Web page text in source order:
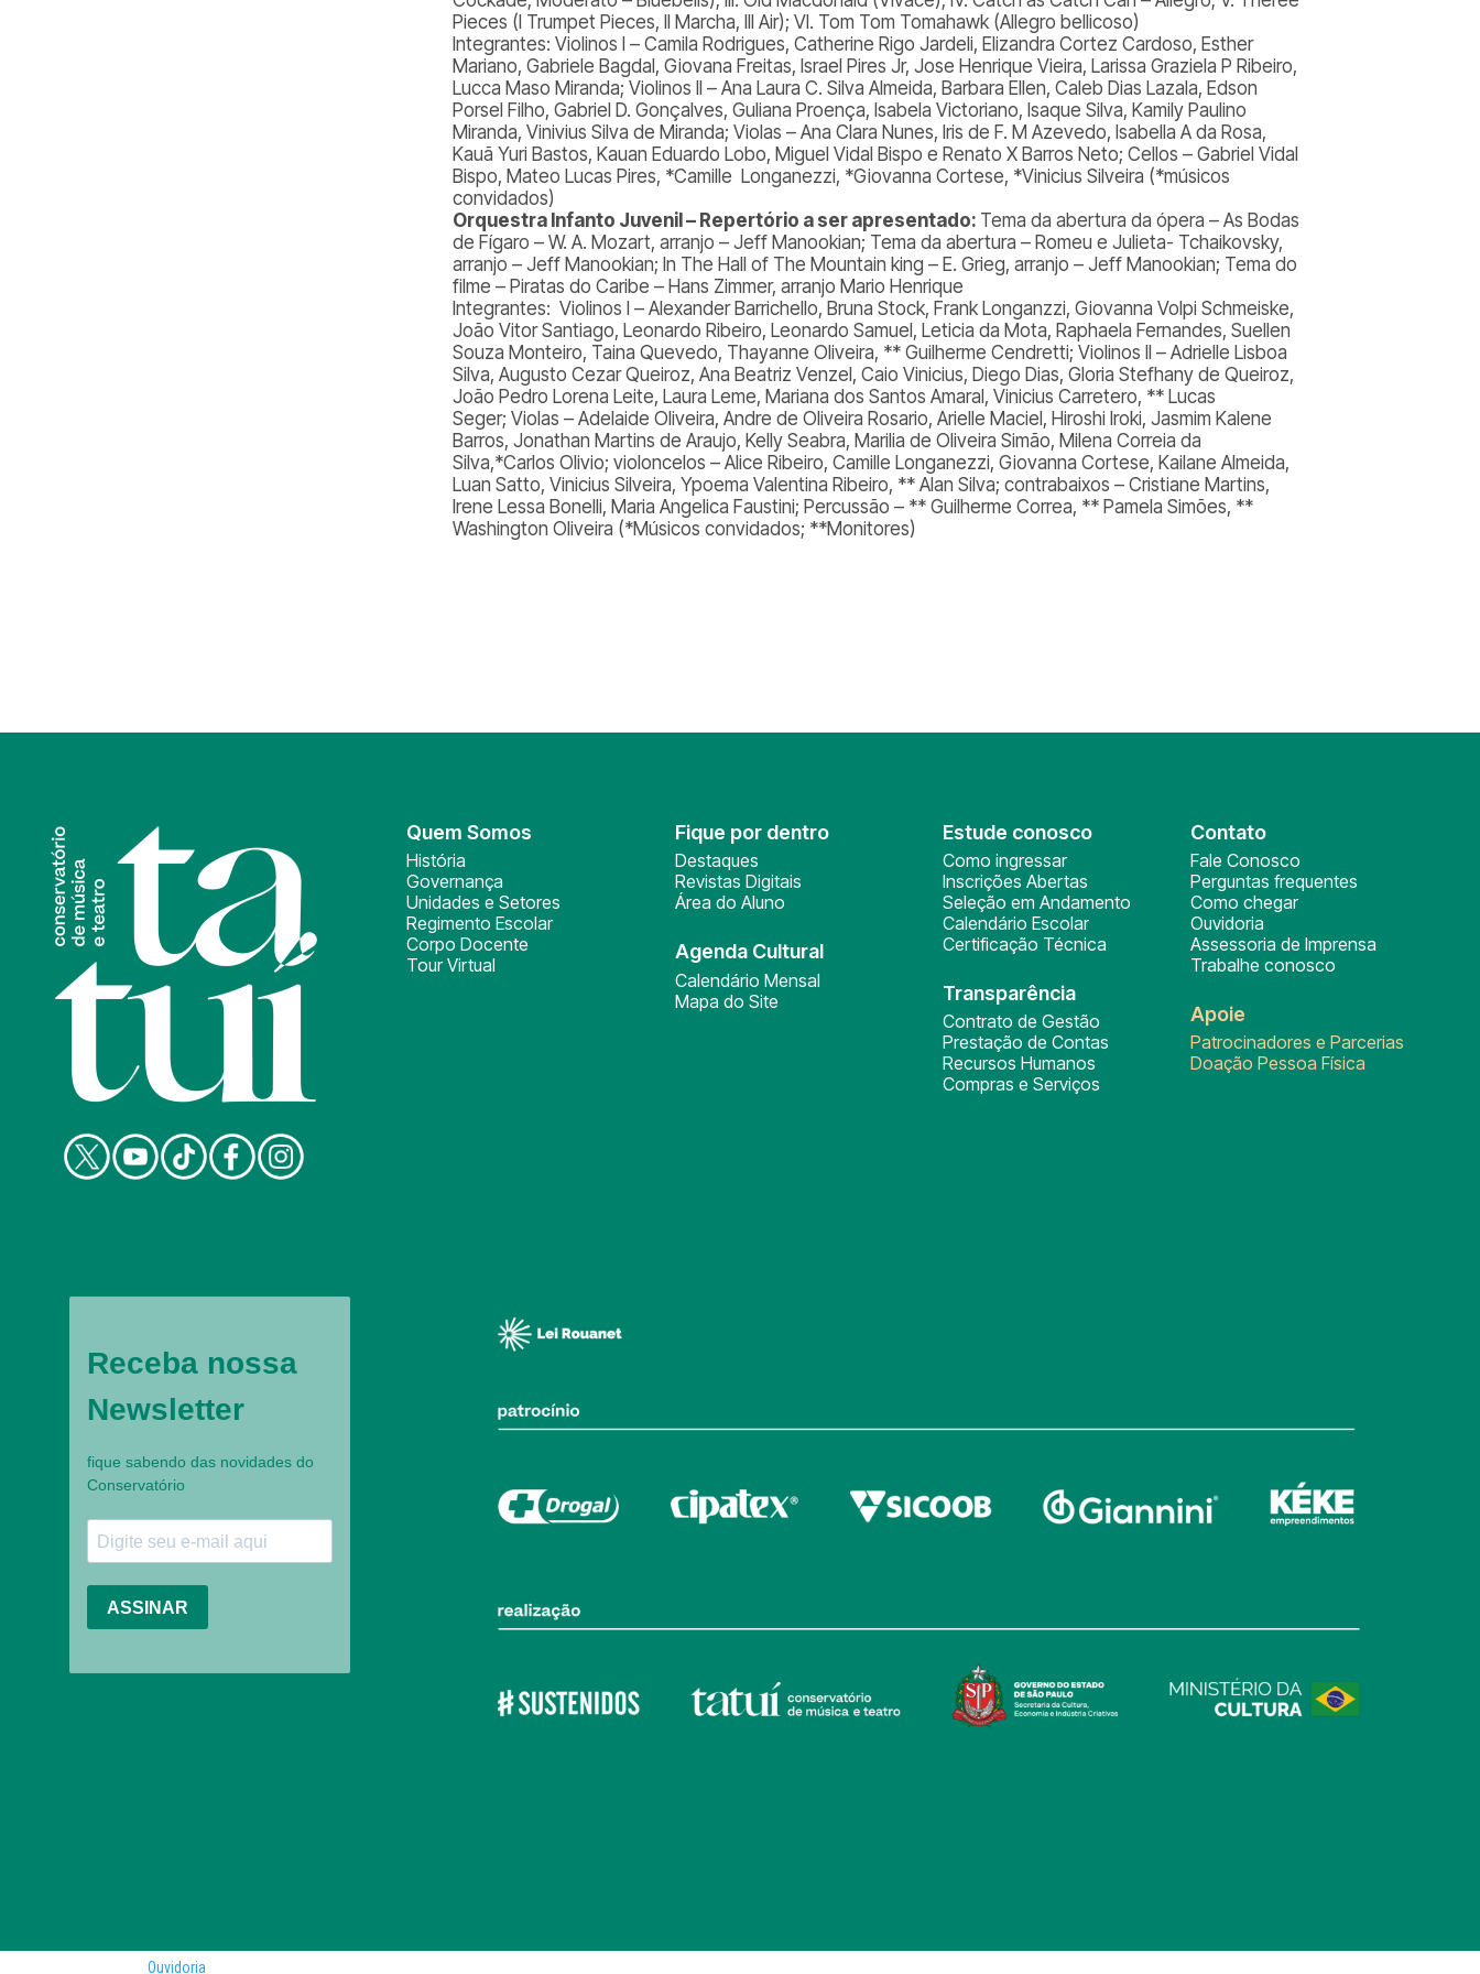
Pieces (I Trumpet Pieces, II Marcha, III Air); VI. Tom Tom Tomahawk (Allegro bellicoso)
Integrantes: Violinos I – Camila Rodrigues, Catherine Rigo Jardeli, Elizandra Cortez Cardoso, Esther
Mariano, Gabriele Bagdal, Giovana Freitas, Israel Pires Jr, Jose Henrique Vieira, Larissa Graziela P Ribeiro,
Lucca Maso Miranda; Violinos II – Ana Laura C. Silva Almeida, Barbara Ellen, Caleb Dias Lazala, Edson
Porsel Filho, Gabriel D. Gonçalves, Guliana Proença, Isabela Victoriano, Isaque Silva, Kamily Paulino
Miranda, Vinivius Silva de Miranda; Violas – Ana Clara Nunes, Iris de F. M Azevedo, Isabella A da Rosa,
Kauã Yuri Bastos, Kauan Eduardo Lobo, Miguel Vidal Bispo e Renato X Barros Neto; Cellos – Gabriel Vidal
Bispo, Mateo Lucas Pires, *Camille Longanezzi, *Giovanna Cortese, *Vinicius Silveira (*músicos
convidados)
Orquestra Infanto Juvenil – Repertório a ser apresentado: Tema da abertura da ópera – As Bodas
de Fígaro – W. A. Mozart, arranjo – Jeff Manookian; Tema da abertura – Romeu e Julieta- Tchaikovsky,
arranjo – Jeff Manookian; In The Hall of The Mountain king – E. Grieg, arranjo – Jeff Manookian; Tema do
filme – Piratas do Caribe – Hans Zimmer, arranjo Mario Henrique
Integrantes: Violinos I –Alexander Barrichello, Bruna Stock, Frank Longanzzi, Giovanna Volpi Schmeiske,
João Vitor Santiago, Leonardo Ribeiro, Leonardo Samuel, Leticia da Mota, Raphaela Fernandes, Suellen
Souza Monteiro, Taina Quevedo, Thayanne Oliveira, ** Guilherme Cendretti; Violinos II – Adrielle Lisboa
Silva, Augusto Cezar Queiroz, Ana Beatriz Venzel, Caio Vinicius, Diego Dias, Gloria Stefhany de Queiroz,
João Pedro Lorena Leite, Laura Leme, Mariana dos Santos Amaral, Vinicius Carretero, ** Lucas
Seger; Violas – Adelaide Oliveira, Andre de Oliveira Rosario, Arielle Maciel, Hiroshi Iroki, Jasmim Kalene
Barros, Jonathan Martins de Araujo, Kelly Seabra, Marilia de Oliveira Simão, Milena Correia da
Silva,*Carlos Olivio; violoncelos – Alice Ribeiro, Camille Longanezzi, Giovanna Cortese, Kailane Almeida,
Luan Satto, Vinicius Silveira, Ypoema Valentina Ribeiro, ** Alan Silva; contrabaixos – Cristiane Martins,
Irene Lessa Bonelli, Maria Angelica Faustini; Percussão – ** Guilherme Correa, ** Pamela Simões, **
Washington Oliveira (*Músicos convidados; **Monitores)
Quem Somos
História
Governança
Unidades e Setores
Regimento Escolar
Corpo Docente
Tour Virtual
Fique por dentro
Destaques
Revistas Digitais
Área do Aluno
Agenda Cultural
Calendário Mensal
Mapa do Site
Estude conosco
Como ingressar
Inscrições Abertas
Seleção em Andamento
Calendário Escolar
Certificação Técnica
Transparência
Contrato de Gestão
Prestação de Contas
Recursos Humanos
Compras e Serviços
Contato
Fale Conosco
Perguntas frequentes
Como chegar
Ouvidoria
Assessoria de Imprensa
Trabalhe conosco
Apoie
Patrocinadores e Parcerias
Doação Pessoa Física
Ouvidoria